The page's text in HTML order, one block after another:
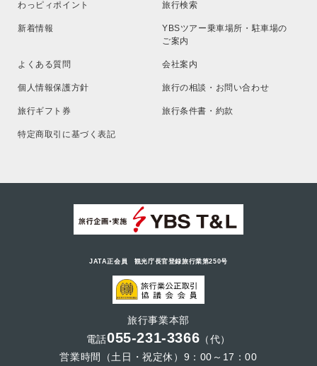
わっピィポイント 旅行検索
新着情報
YBSツアー乗車場所・駐車場の
ご案内
よくある質問 会社案内
個人情報保護方針 旅行の相談・お問い合わせ
旅行ギフト券 旅行条件書・約款
特定商取引に基づく表記
JATA正会員 観光庁長官登録旅行業第250号
旅行事業本部
電話055-231-3366 （代）
営業時間（土日・祝定休）9：00～17：00